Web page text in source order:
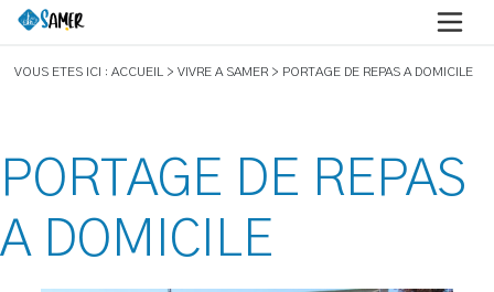
VOUS ETES ICI : ACCUEIL > VIVRE A SAMER > PORTAGE DE REPAS A DOMICILE
PORTAGE DE REPAS
A DOMICILE